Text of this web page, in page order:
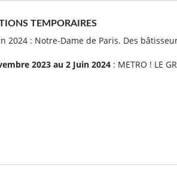
TEMPORAIRES
2024 : Notre-Dame de Paris. Des
2023 au 2 Juin 2024 : METRO ! LE